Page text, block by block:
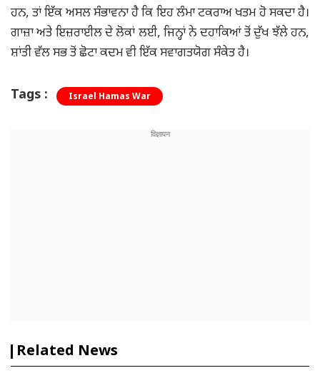
ਹਨ, ਤਾਂ ਇੱਕ ਅਸਲ ਸੰਭਾਵਨਾ ਹੈ ਕਿ ਇਹ ਲੰਮਾ ਟਕਰਾਅ ਖਤਮ ਹੋ ਸਕਦਾ ਹੈ।
ਗਾਜ਼ਾ ਅਤੇ ਇਜ਼ਰਾਈਲ ਦੇ ਲੋਕਾਂ ਲਈ, ਜਿਨ੍ਹਾਂ ਨੇ ਦਹਾਕਿਆਂ ਤੋਂ ਦੁੱਖ ਝੱਲੇ ਹਨ,
ਸ਼ਾਂਤੀ ਵੱਲ ਸਭ ਤੋਂ ਛੋਟਾ ਕਦਮ ਵੀ ਇੱਕ ਸਵਾਗਤਯੋਗ ਸੰਕੇਤ ਹੈ।
Tags : Israel Hamas War
Related News